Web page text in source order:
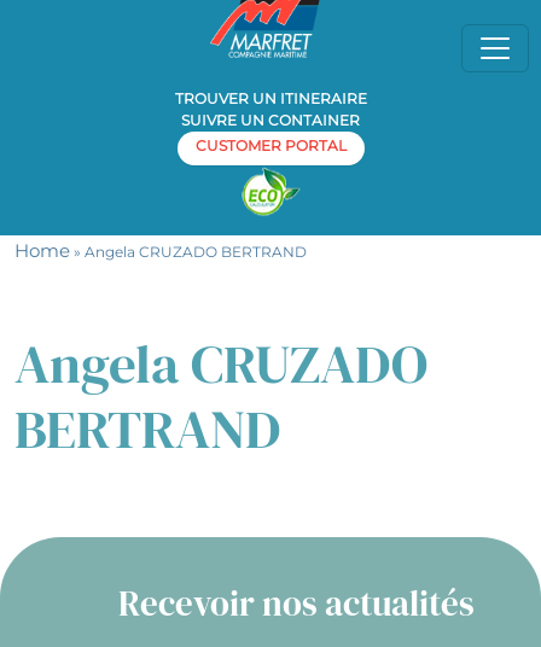
TROUVER UN ITINERAIRE
SUIVRE UN CONTAINER
CUSTOMER PORTAL
Home » Angela CRUZADO BERTRAND
Angela CRUZADO
BERTRAND
Recevoir nos actualités